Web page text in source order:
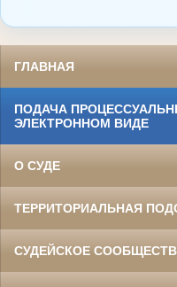
ГЛАВНАЯ
ПОДАЧА
ЭЛЕКТРОННОМ ВИДЕ
О СУДЕ
ТЕРРИТОРИАЛЬНАЯ
СУДЕЙСКОЕ